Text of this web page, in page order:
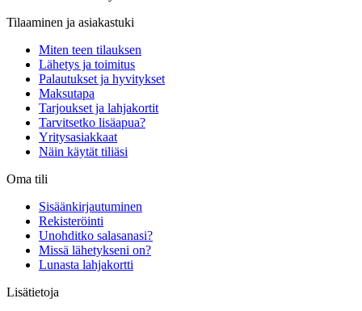
Tilaaminen ja asiakastuki
Miten teen tilauksen
Lähetys ja toimitus
Palautukset ja hyvitykset
Maksutapa
Tarjoukset ja lahjakortit
Tarvitsetko lisäapua?
Yritysasiakkaat
Näin käytät tiliäsi
Oma tili
Sisäänkirjautuminen
Rekisteröinti
Unohditko salasanasi?
Missä lähetykseni on?
Lunasta lahjakortti
Lisätietoja